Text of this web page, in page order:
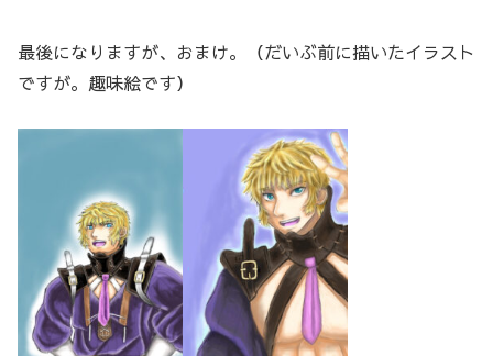
最後になりますが、おまけ。（だいぶ前に描いたイラスト
ですが。趣味絵です）